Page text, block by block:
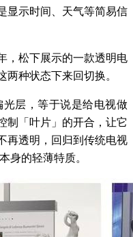
显示时间、天气等简易信
，松下展示的一款透明电
种状态下来回切换。
层，等于说是给电视做
制「叶片」的开合，让它
再透明，回归到传统电视
身的轻薄特质。